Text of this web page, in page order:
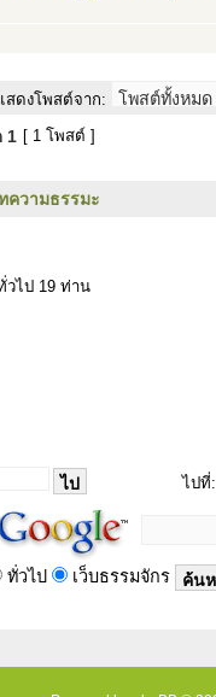
สดงโพสต์จาก:
1 [ 1 โพสต์ ]
ความธรรมะ
ไป 19 ท่าน
ไปที่:
ทั่วไป เว็บธรรมจักร